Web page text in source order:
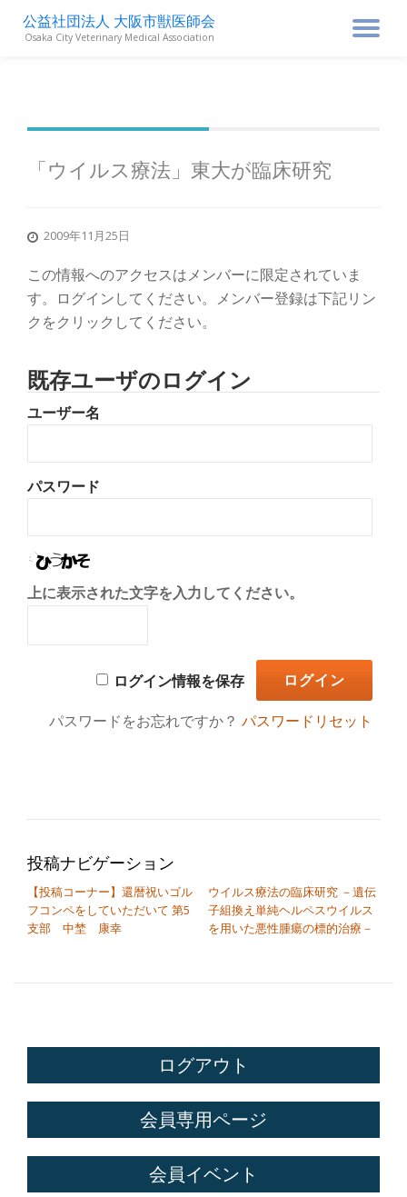
ナ
ン
切
り
公益社団法人 大阪市獣医師会
Osaka City Veterinary Medical Association
「ウイルス療法」東大が臨床研究
2009年11月25日
この情報へのアクセスはメンバーに限定されていま
す。ログインしてください。メンバー登録は下記リン
クをクリックしてください。
既存ユーザのログイン
ユーザー名
パスワード
上に表示された文字を入力してください。
ログイン情報を保存
パスワードをお忘れですか？パスワードリセット
投稿ナビゲーション
【投稿コーナー】還暦祝いゴル
フコンペをしていただいて 第5
支部 中埜 康幸
ウイルス療法の臨床研究 －遺伝
子組換え単純ヘルペスウイルス
を用いた悪性腫瘍の標的治療－
ログアウト
会員専用ページ
会員イベント